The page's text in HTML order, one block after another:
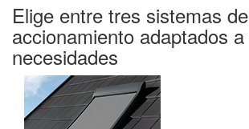
Elige entre tres sistemas de
accionamiento adaptados
necesidades